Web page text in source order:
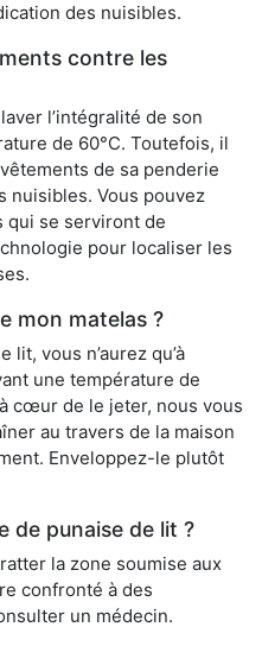
des nuisibles.
contre les
l’intégralité de son
de 60°C. Toutefois, il
de sa penderie
nuisibles. Vous pouvez
qui se serviront de
pour localiser les
mon matelas ?
vous n’aurez qu’à
une température de
cœur de le jeter, nous vous
au travers de la maison
Enveloppez-le plutôt
de punaise de lit ?
la zone soumise aux
confronté à des
un médecin.